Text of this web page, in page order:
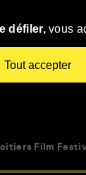
Film
défiler,vous
Tout accepter